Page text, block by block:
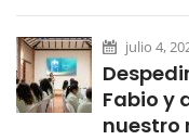
julio 4,
Fabio y
nuestro